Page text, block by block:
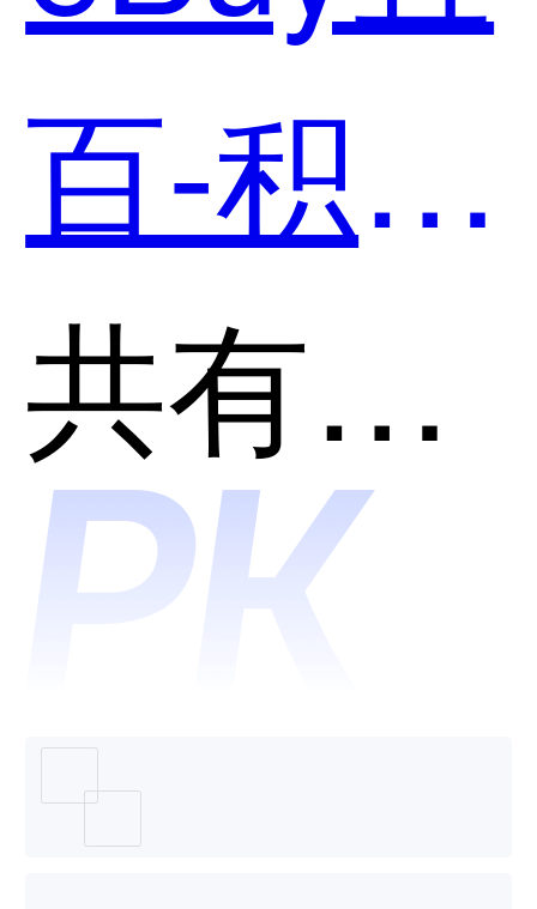
用？
百-积分
兑换服
务和翼
码企业
共有分类：积分商城系统